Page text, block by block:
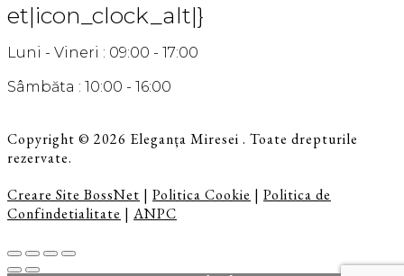
et|icon_clock_alt|}
Luni - Vineri : 09:00 - 17:00
Sâmbăta : 10:00 - 16:00
Copyright © 2026 Eleganța Miresei . Toate drepturile
rezervate.
Creare Site BossNet | Politica Cookie | Politica de
Confindetialitate | ANPC